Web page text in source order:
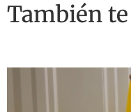
También